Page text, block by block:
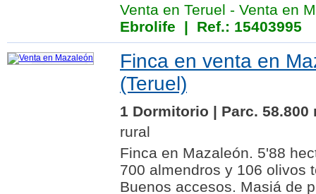
Venta en Teruel - Venta en
Ebrolife | Ref.: 15403995
Finca en venta en
(Teruel)
1 Dormitorio | Parc. 58.800
rural
Finca en Mazaleón. 5'88
700 almendros y 106 olivos
Buenos accesos. Masiá de